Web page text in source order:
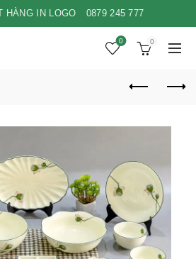
HÀNG IN LOGO 0879 245 777
0 0